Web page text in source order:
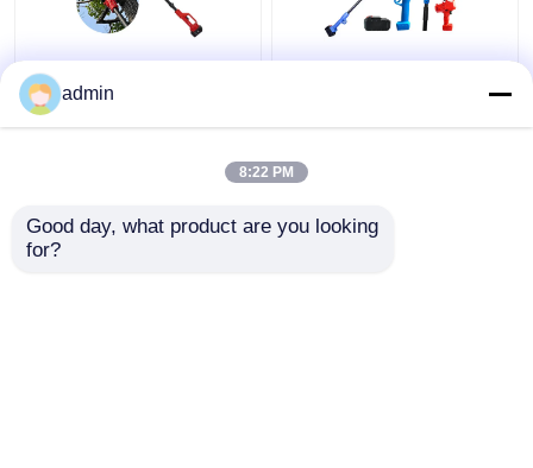
La potatura senza
cordone della batteria
di Palo portata lunga a
strumento lungo Li Ion
admin
8:22 PM
Good day, what product are you looking
for?